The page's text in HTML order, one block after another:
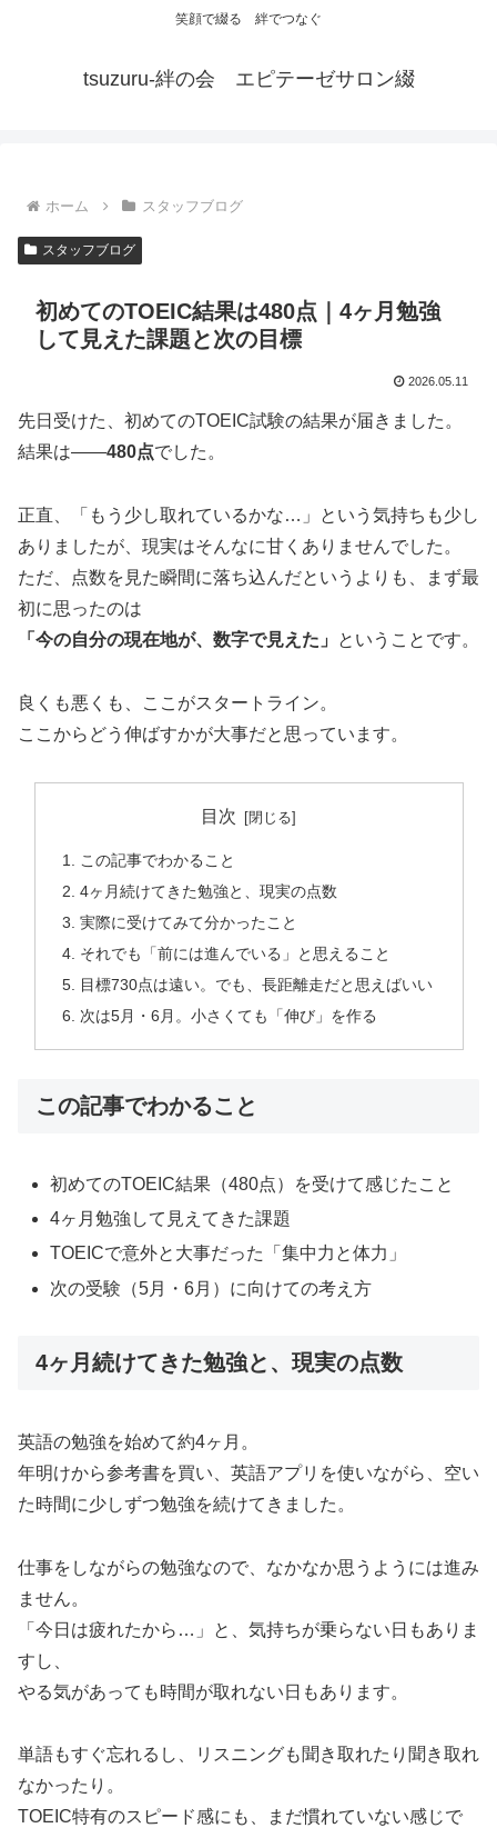
笑顔で綴る 絆でつなぐ
tsuzuru-絆の会 エピテーゼサロン綴
ホーム スタッフブログ
スタッフブログ
初めてのTOEIC結果は480点｜4ヶ月勉強
して見えた課題と次の目標
2026.05.11
先日受けた、初めてのTOEIC試験の結果が届きました。
結果は――480点でした。
正直、「もう少し取れているかな…」という気持ちも少し
ありましたが、現実はそんなに甘くありませんでした。
ただ、点数を見た瞬間に落ち込んだというよりも、まず最
初に思ったのは
「今の自分の現在地が、数字で見えた」
ということです。
良くも悪くも、ここがスタートライン。
ここからどう伸ばすかが大事だと思っています。
目次
この記事でわかること
4ヶ月続けてきた勉強と、現実の点数
実際に受けてみて分かったこと
それでも「前には進んでいる」と思えること
目標730点は遠い。でも、長距離走だと思えばいい
次は5月・6月。小さくても「伸び」を作る
この記事でわかること
初めてのTOEIC結果（480点）を受けて感じたこと
4ヶ月勉強して見えてきた課題
TOEICで意外と大事だった「集中力と体力」
次の受験（5月・6月）に向けての考え方
4ヶ月続けてきた勉強と、現実の点数
英語の勉強を始めて約4ヶ月。
年明けから参考書を買い、英語アプリを使いながら、空い
た時間に少しずつ勉強を続けてきました。
仕事をしながらの勉強なので、なかなか思うようには進み
ません。
「今日は疲れたから…」と、気持ちが乗らない日もありま
すし、
やる気があっても時間が取れない日もあります。
単語もすぐ忘れるし、リスニングも聞き取れたり聞き取れ
なかったり。
TOEIC特有のスピード感にも、まだ慣れていない感じで